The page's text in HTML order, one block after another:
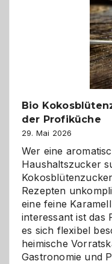
Bio
der Profiküche
29. Mai 2026
Wer eine
Haushaltszucker
Rezepten
eine feine
interessant ist das
es sich flexibel
heimische
Gastronomie und